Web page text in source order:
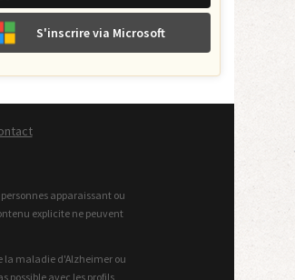
S'inscrire via Microsoft
apparaissant ou
explicite ne peuvent
la maladie d'Alzheimer ou
possible avec les profils